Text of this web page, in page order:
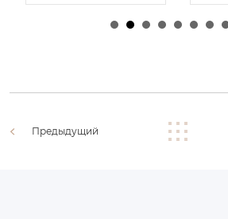
由admin |30 1 月,
由
Предыдущий